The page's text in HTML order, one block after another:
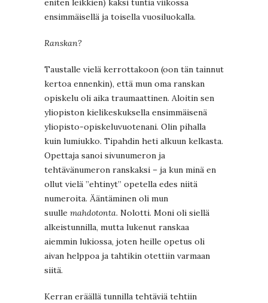
eniten leikkien) kaksi tuntia viikossa
ensimmäisellä ja toisella vuosiluokalla.
Ranskan?
Taustalle vielä kerrottakoon (oon tän tainnut
kertoa ennenkin), että mun oma ranskan
opiskelu oli aika traumaattinen. Aloitin sen
yliopiston kielikeskuksella ensimmäisenä
yliopisto-opiskeluvuotenani. Olin pihalla
kuin lumiukko. Tipahdin heti alkuun kelkasta.
Opettaja sanoi sivunumeron ja
tehtävänumeron ranskaksi – ja kun minä en
ollut vielä ”ehtinyt” opetella edes niitä
numeroita. Ääntäminen oli mun
suulle mahdotonta. Nolotti. Moni oli siellä
alkeistunnilla, mutta lukenut ranskaa
aiemmin lukiossa, joten heille opetus oli
aivan helppoa ja tahtikin otettiin varmaan
siitä.
Kerran eräällä tunnilla tehtäviä tehtiin